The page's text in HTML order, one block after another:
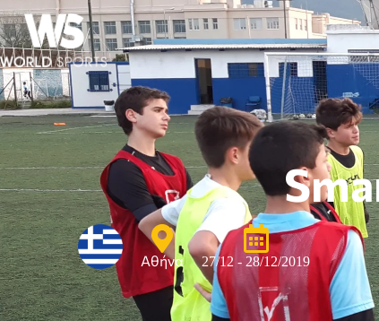
Αθήνα 27/12 - 28/12/2019